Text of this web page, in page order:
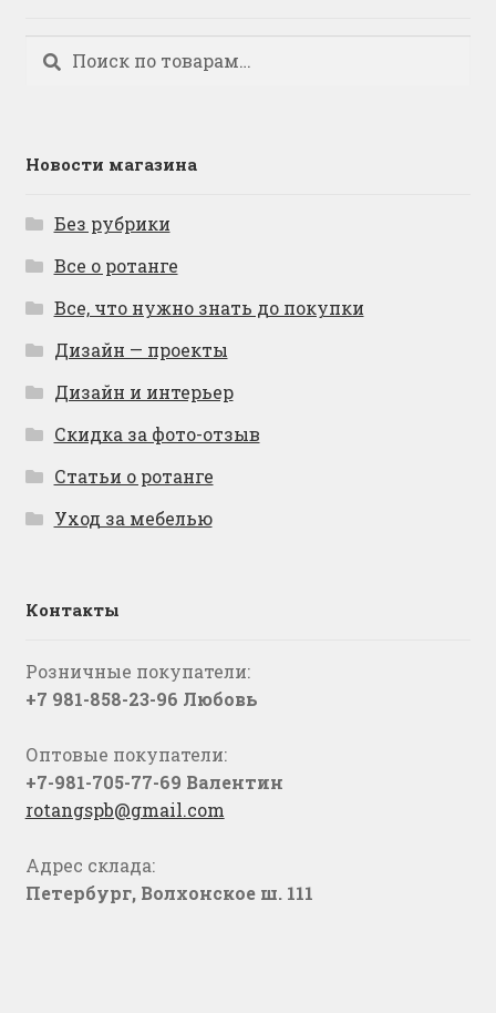
Искать:
Поиск
Новости магазина
Без рубрики
Все о ротанге
Все, что нужно знать до покупки
Дизайн — проекты
Дизайн и интерьер
Скидка за фото-отзыв
Статьи о ротанге
Уход за мебелью
Контакты
Розничные покупатели:
+7 981-858-23-96 Любовь
Оптовые покупатели:
+7-981-705-77-69 Валентин
rotangspb@gmail.com
Адрес склада:
Петербург, Волхонское ш. 111